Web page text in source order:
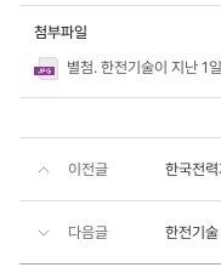
첨부파일
별첨. 한전기술이 지난 1일 세계 환경
이전글
다음글